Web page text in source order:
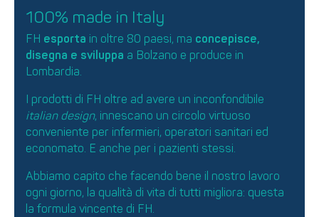
100% made in Italy
FH esporta in oltre 80 paesi, ma concepisce,
disegna e sviluppa a Bolzano e produce in
Lombardia.
I prodotti di FH oltre ad avere un inconfondibile
italian design, innescano un circolo virtuoso
conveniente per infermieri, operatori sanitari ed
economato. E anche per i pazienti stessi.
Abbiamo capito che facendo bene il nostro lavoro
ogni giorno, la qualità di vita di tutti migliora: questa
la formula vincente di FH.